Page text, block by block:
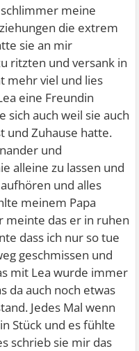
meine
die extrem
sie an mir
ritzten und versank in
mehr viel und lies
eine Freundin
sich auch weil sie auch
und Zuhause hatte.
und
alleine zu lassen und
und alles
meinem Papa
meinte das er in ruhen
dass ich nur so tue
geschmissen und
mit Lea wurde immer
da auch noch etwas
Jedes Mal wenn
Stück und es fühlte
schrieb sie mir das